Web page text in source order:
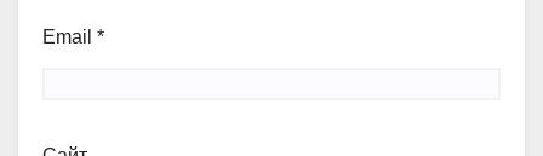
Email *